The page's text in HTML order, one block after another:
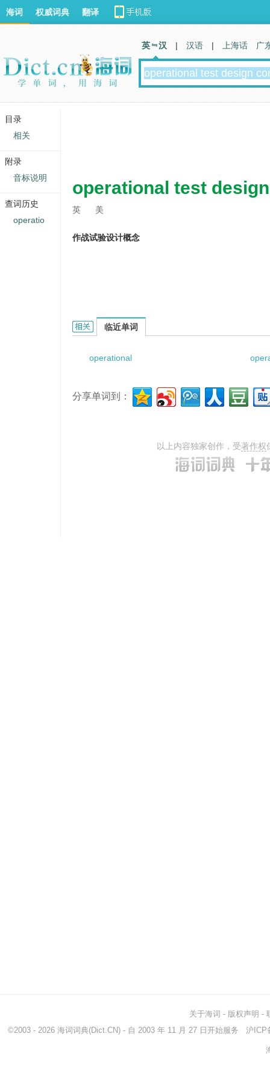
operational test
英 美
作战试验设计概念
Operational Test Design Concept的相关资料：
临近单词
operational
分享单词到：
以上内容独家创作，受著作权
海词 权威词典 翻译
英 汉 | 汉语 | 上海话 广
关于海词 - 版权声明 -
©2003 - 2026 海词词典(Dict.CN) - 自 2003 年 11 月 27 日开始服务 沪ICP
目录
相关
附录
音标说明
查词历史
operatio